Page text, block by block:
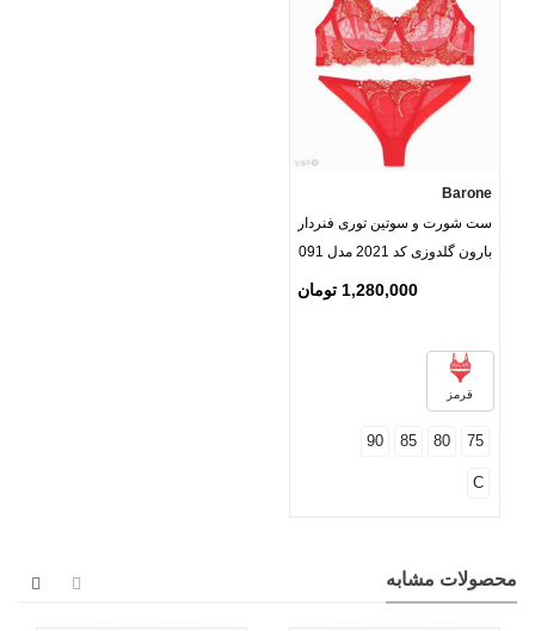
Barone
ست شورت و سوتین توری فنردار
بارون گلدوزی کد 2021 مدل 091
1,280,000 تومان
قرمز
75
80
85
90
C
محصولات مشابه